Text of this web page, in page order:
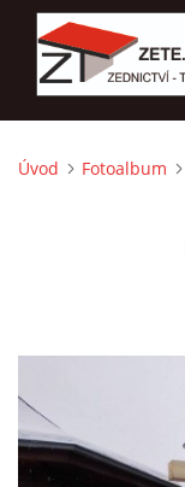
ÚVOD
3D VIZUALIZACE
Úvod Fotoalbum